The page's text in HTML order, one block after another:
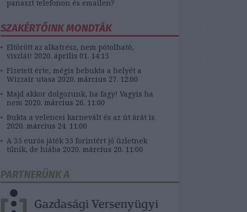
panaszt telefonon és emailen?
SZAKÉRTŐINK MONDTÁK
Eltörött az alkatrész, nem pótolható,
viszlát! 2020. április 01. 14:15
Fizetett érte, mégis bebukta a helyét a
Wizzair utasa 2020. március 27. 12:00
Majd akkor dolgozunk, ha fagy! Vagyis ha
nem 2020. március 26. 11:00
Bukta a velencei karnevált és az út árát is
2020. március 24. 11:00
A 35 eurós játék 35 forintért jó üzletnek
tűnik, de hiába 2020. március 20. 11:00
PARTNERÜNK A